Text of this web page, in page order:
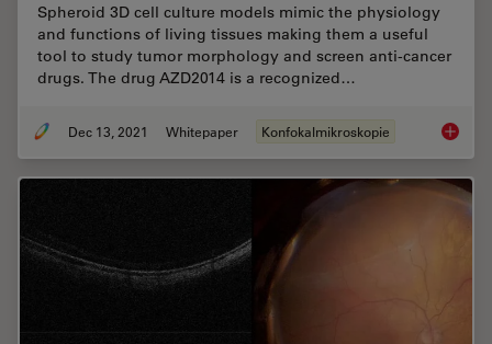
Spheroid 3D cell culture models mimic the physiology
and functions of living tissues making them a useful
tool to study tumor morphology and screen anti-cancer
drugs. The drug AZD2014 is a recognized…
Dec 13, 2021 Whitepaper Konfokalmikroskopie